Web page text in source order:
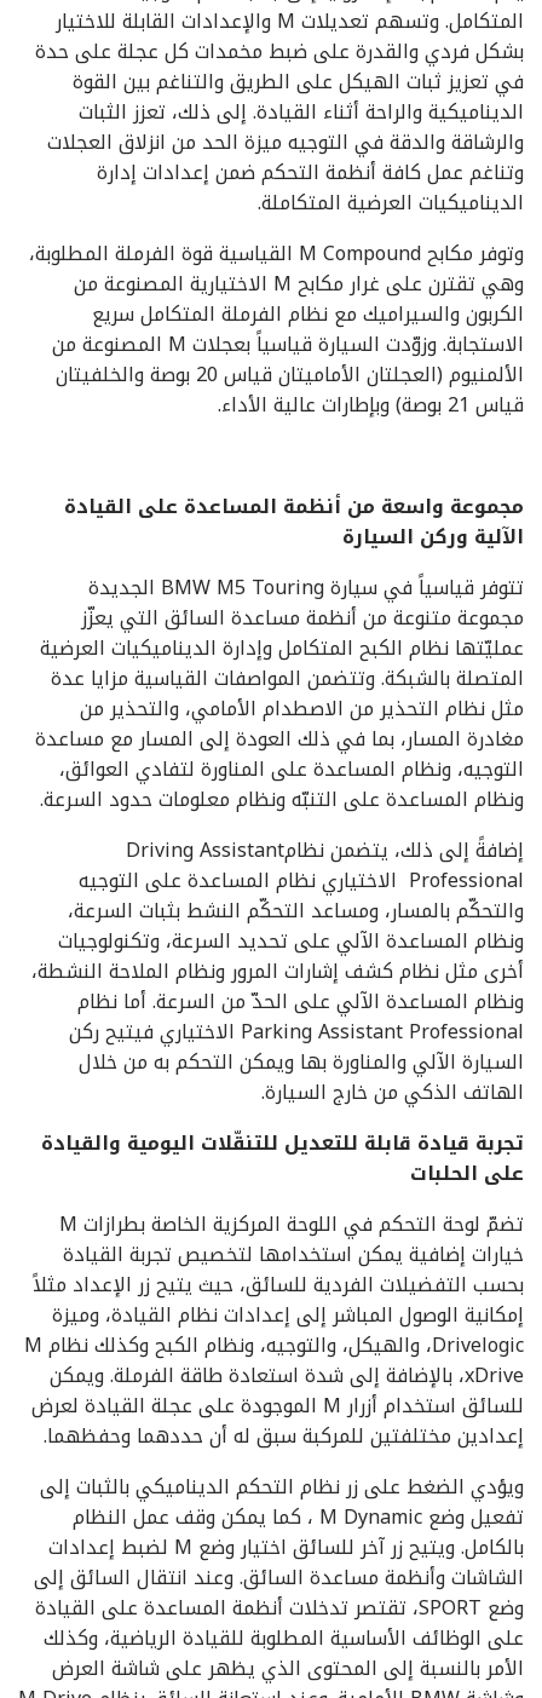
المتكامل. وتسهم تعديلات M والإعدادات القابلة للاختيار
بشكل فردي والقدرة على ضبط مخمدات كل عجلة على حدة
في تعزيز ثبات الهيكل على الطريق والتناغم بين القوة
الديناميكية والراحة أثناء القيادة. إلى ذلك، تعزز الثبات
والرشاقة والدقة في التوجيه ميزة الحد من انزلاق العجلات
وتناغم عمل كافة أنظمة التحكم ضمن إعدادات إدارة
الديناميكيات العرضية المتكاملة.
وتوفر مكابح M Compound القياسية قوة الفرملة المطلوبة،
وهي تقترن على غرار مكابح M الاختيارية المصنوعة من
الكربون والسيراميك مع نظام الفرملة المتكامل سريع
الاستجابة. وزوّدت السيارة قياسياً بعجلات M المصنوعة من
الألمنيوم (العجلتان الأماميتان قياس 20 بوصة والخلفيتان
قياس 21 بوصة) وبإطارات عالية الأداء.
مجموعة واسعة من أنظمة المساعدة على القيادة
الآلية وركن السيارة
تتوفر قياسياً في سيارة BMW M5 Touring الجديدة
مجموعة متنوعة من أنظمة مساعدة السائق التي يعزّز
عمليّتها نظام الكبح المتكامل وإدارة الديناميكيات العرضية
المتصلة بالشبكة. وتتضمن المواصفات القياسية مزايا عدة
مثل نظام التحذير من الاصطدام الأمامي، والتحذير من
مغادرة المسار، بما في ذلك العودة إلى المسار مع مساعدة
التوجيه، ونظام المساعدة على المناورة لتفادي العوائق،
ونظام المساعدة على التنبّه ونظام معلومات حدود السرعة.
إضافةً إلى ذلك، يتضمن نظامDriving Assistant
Professional الاختياري نظام المساعدة على التوجيه
والتحكّم بالمسار، ومساعد التحكّم النشط بثبات السرعة،
ونظام المساعدة الآلي على تحديد السرعة، وتكنولوجيات
أخرى مثل نظام كشف إشارات المرور ونظام الملاحة النشطة،
ونظام المساعدة الآلي على الحدّ من السرعة. أما نظام
Parking Assistant Professional الاختياري فيتيح ركن
السيارة الآلي والمناورة بها ويمكن التحكم به من خلال
الهاتف الذكي من خارج السيارة.
تجربة قيادة قابلة للتعديل للتنقّلات اليومية والقيادة
على الحلبات
تضمّ لوحة التحكم في اللوحة المركزية الخاصة بطرازات M
خيارات إضافية يمكن استخدامها لتخصيص تجربة القيادة
بحسب التفضيلات الفردية للسائق، حيث يتيح زر الإعداد مثلاً
إمكانية الوصول المباشر إلى إعدادات نظام القيادة، وميزة
Drivelogic، والهيكل، والتوجيه، ونظام الكبح وكذلك نظام M
xDrive، بالإضافة إلى شدة استعادة طاقة الفرملة. ويمكن
للسائق استخدام أزرار M الموجودة على عجلة القيادة لعرض
إعدادين مختلفتين للمركبة سبق له أن حددهما وحفظهما.
ويؤدي الضغط على زر نظام التحكم الديناميكي بالثبات إلى
تفعيل وضع M Dynamic ، كما يمكن وقف عمل النظام
بالكامل. ويتيح زر آخر للسائق اختيار وضع M لضبط إعدادات
الشاشات وأنظمة مساعدة السائق. وعند انتقال السائق إلى
وضع SPORT، تقتصر تدخلات أنظمة المساعدة على القيادة
على الوظائف الأساسية المطلوبة للقيادة الرياضية، وكذلك
الأمر بالنسبة إلى المحتوى الذي يظهر على شاشة العرض